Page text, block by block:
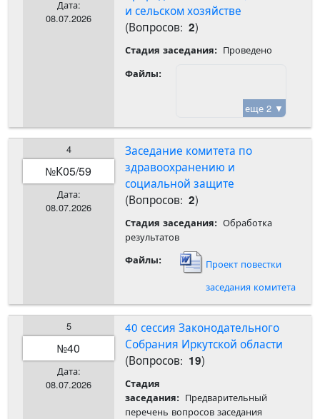
Дата:
08.07.2026
и сельском хозяйстве
(Вопросов: 2)
Стадия заседания: Проведено
Файлы:
еще 2 ▼
4
№К05/59
Дата:
08.07.2026
Заседание комитета по
здравоохранению и
социальной защите
(Вопросов: 2)
Стадия заседания: Обработка
результатов
Файлы:
Проект повестки
заседания комитета
5
№40
Дата:
08.07.2026
40 сессия Законодательного
Собрания Иркутской области
(Вопросов: 19)
Стадия
заседания: Предварительный
перечень вопросов заседания